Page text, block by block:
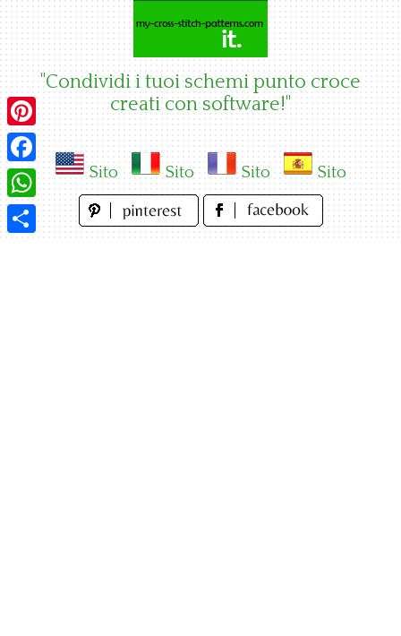
"Condividi i tuoi schemi punto croce
creati con software!"
Sito Sito Sito Sito
Pinterest
Facebook
WhatsApp